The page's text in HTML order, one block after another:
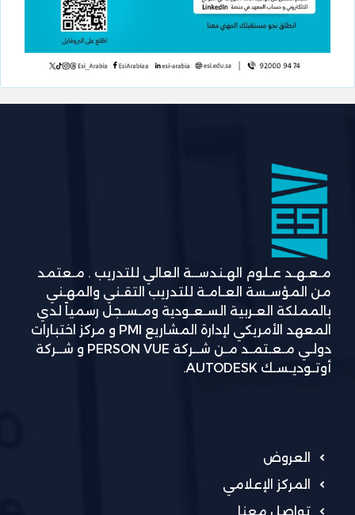
مـعـهـد عـلوم الهـندســة العالي للتدريب . مـعتمد
من المؤسـسة العـامـة للتدريب التقـني والمهـني
بالمملكة العـربية السـعـودية ومـسـجل رسمياً لدي
المعهد الأمريكي لإدارة المشاريع PMI و مركز اختبارات
دولـي مـعـتمـد مـن شــركة PERSON VUE و شــركة
أوتـوديـسـك AUTODESK.
العروض
المركز الإعلامي
تواصل معنا